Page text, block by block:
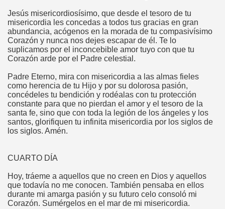
Jesús misericordiosísimo, que desde el tesoro de tu
misericordia les concedas a todos tus gracias en gran
abundancia, acógenos en la morada de tu compasivísimo
Corazón y nunca nos dejes escapar de él. Te lo
suplicamos por el inconcebible amor tuyo con que tu
Corazón arde por el Padre celestial.
Padre Eterno, mira con misericordia a las almas fieles
como herencia de tu Hijo y por su dolorosa pasión,
concédeles tu bendición y rodéalas con tu protección
constante para que no pierdan el amor y el tesoro de la
santa fe, sino que con toda la legión de los ángeles y los
santos, glorifiquen tu infinita misericordia por los siglos de
los siglos. Amén.
CUARTO DÍA
Hoy, tráeme a aquellos que no creen en Dios y aquellos
que todavía no me conocen. También pensaba en ellos
durante mi amarga pasión y su futuro celo consoló mi
Corazón. Sumérgelos en el mar de mi misericordia.